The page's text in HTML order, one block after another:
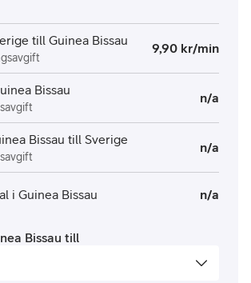
till Guinea Bissau
9,90 kr/min
Bissau
n/a
Bissau till Sverige
n/a
i Guinea Bissau n/a
Bissau till